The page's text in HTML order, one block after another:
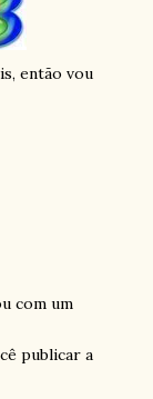
então vou
com um
publicar a